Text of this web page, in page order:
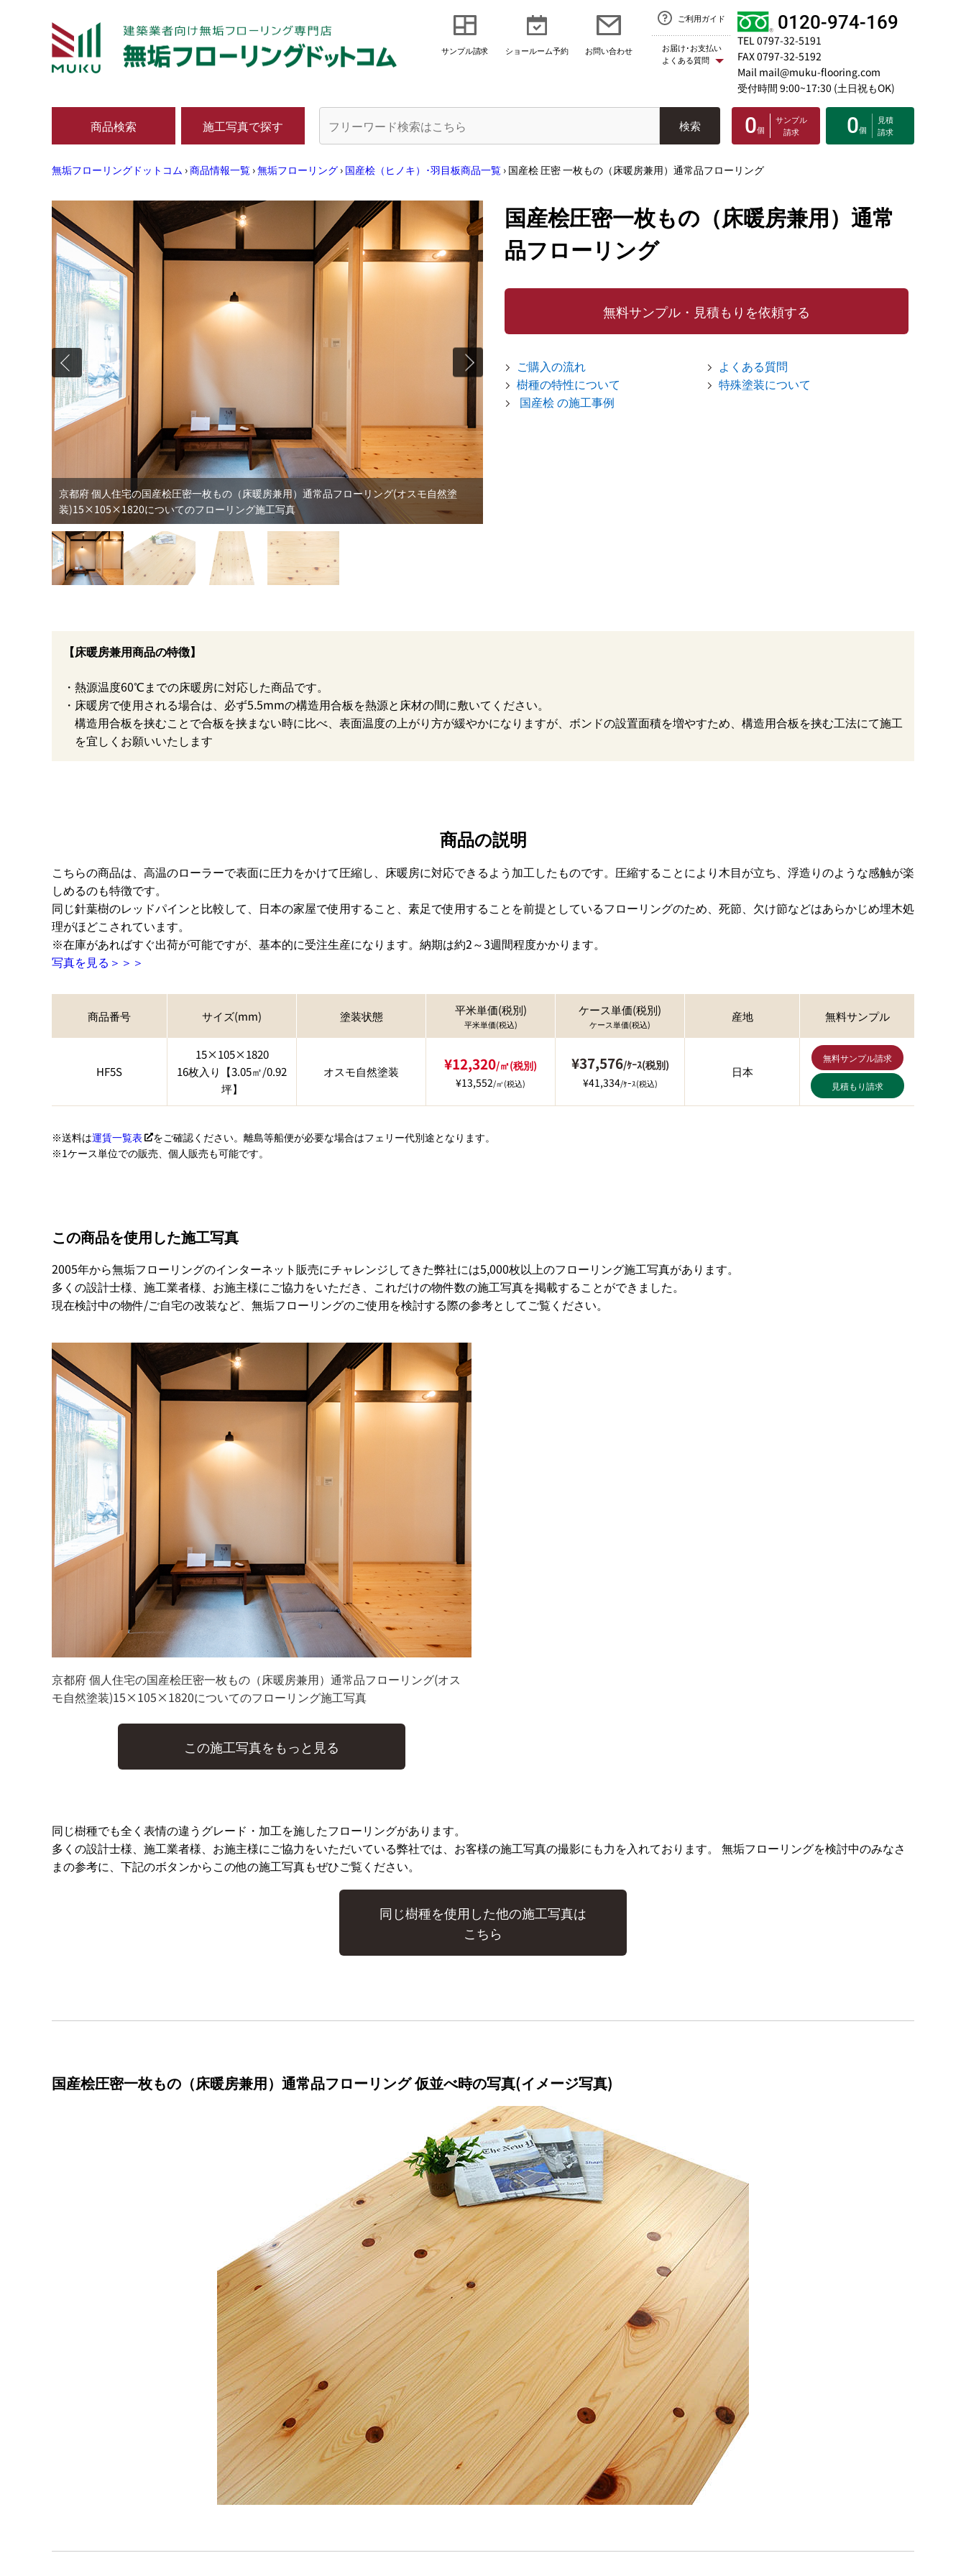
サンプル請求 ショールーム予約 お問い合わせ
ご利用ガイド
お届け･お支払い
よくある質問
0120-974-169
TEL 0797-32-5191
FAX 0797-32-5192
Mail mail@muku-flooring.com
受付時間 9:00~17:30 (土日祝もOK)
商品検索 施工写真で探す 検索 0個
サンプル
請求
0個
見積
請求
無垢フローリングドットコム ›商品情報一覧 ›無垢フローリング › 国産桧（ヒノキ）･羽目板商品一覧 › 国産桧 圧密 一枚もの（床暖房兼用）通常品フローリング
京都府 個人住宅の国産桧圧密一枚もの（床暖房兼用）通常品フローリング(オスモ自然塗
装)15×105×1820についてのフローリング施工写真
国産桧圧密一枚もの（床暖房兼用）通常
品フローリング
無料サンプル・見積もりを依頼する
ご購入の流れ
よくある質問
樹種の特性について
特殊塗装について
国産桧 の施工事例
【床暖房兼用商品の特徴】
熱源温度60℃までの床暖房に対応した商品です。
床暖房で使用される場合は、必ず5.5mmの構造用合板を熱源と床材の間に敷いてください。
構造用合板を挟むことで合板を挟まない時に比べ、表面温度の上がり方が緩やかになりますが、ボンドの設置面積を増やすため、構造用合板を挟む工法にて施工
を宜しくお願いいたします
商品の説明
こちらの商品は、高温のローラーで表面に圧力をかけて圧縮し、床暖房に対応できるよう加工したものです。圧縮することにより木目が立ち、浮造りのような感触が楽
しめるのも特徴です。
同じ針葉樹のレッドパインと比較して、日本の家屋で使用すること、素足で使用することを前提としているフローリングのため、死節、欠け節などはあらかじめ埋木処
理がほどこされています。
※在庫があればすぐ出荷が可能ですが、基本的に受注生産になります。納期は約2～3週間程度かかります。
写真を見る＞＞＞
商品番号 サイズ(mm) 塗装状態 平米単価(税別)
平米単価(税込)
ケース単価(税別)
ケース単価(税込)
産地 無料サンプル
HF5S
15×105×1820
16枚入り【3.05㎡/0.92
坪】
オスモ自然塗装 ¥12,320/㎡(税別)
¥13,552/㎡(税込)
¥37,576/ｹｰｽ(税別)
¥41,334/ｹｰｽ(税込)
日本
無料サンプル請求
見積もり請求
送料は運賃一覧表
をご確認ください。離島等船便が必要な場合はフェリー代別途となります。
1ケース単位での販売、個人販売も可能です。
この商品を使用した施工写真
2005年から無垢フローリングのインターネット販売にチャレンジしてきた弊社には5,000枚以上のフローリング施工写真があります。
多くの設計士様、施工業者様、お施主様にご協力をいただき、これだけの物件数の施工写真を掲載することができました。
現在検討中の物件/ご自宅の改装など、無垢フローリングのご使用を検討する際の参考としてご覧ください。
京都府 個人住宅の国産桧圧密一枚もの（床暖房兼用）通常品フローリング(オス
モ自然塗装)15×105×1820についてのフローリング施工写真
この施工写真をもっと見る
同じ樹種でも全く表情の違うグレード・加工を施したフローリングがあります。
多くの設計士様、施工業者様、お施主様にご協力をいただいている弊社では、お客様の施工写真の撮影にも力を入れております。 無垢フローリングを検討中のみなさ
まの参考に、下記のボタンからこの他の施工写真もぜひご覧ください。
同じ樹種を使用した他の施工写真は
こちら
国産桧圧密一枚もの（床暖房兼用）通常品フローリング 仮並べ時の写真(イメージ写真)